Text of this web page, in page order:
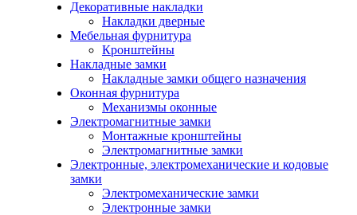
Декоративные накладки
Накладки дверные
Мебельная фурнитура
Кронштейны
Накладные замки
Накладные замки общего назначения
Оконная фурнитура
Механизмы оконные
Электромагнитные замки
Монтажные кронштейны
Электромагнитные замки
Электронные, электромеханические и кодовые
замки
Электромеханические замки
Электронные замки